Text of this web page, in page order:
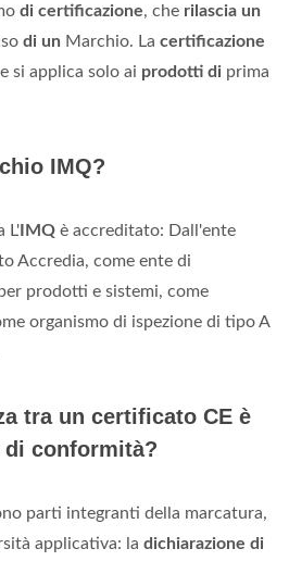
di certificazione, che rilascia un
di un Marchio. La certificazione
si applica solo ai prodotti di prima
IMQ?
L' IMQ è accreditato: Dall'ente
Accredia, come ente di
prodotti e sistemi, come
organismo di ispezione di tipo A
tra un certificato CE è
di conformità?
parti integranti della marcatura,
applicativa: la dichiarazione di